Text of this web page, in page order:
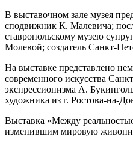
В выставочном зале музея
сподвижник К. Малевича;
ставропольскому музею
Молевой; создатель Санкт-
На выставке представлено
современного искусства
экспрессионизма А.
художника из г. Ростова-на-
Выставка «Между
изменившим мировую